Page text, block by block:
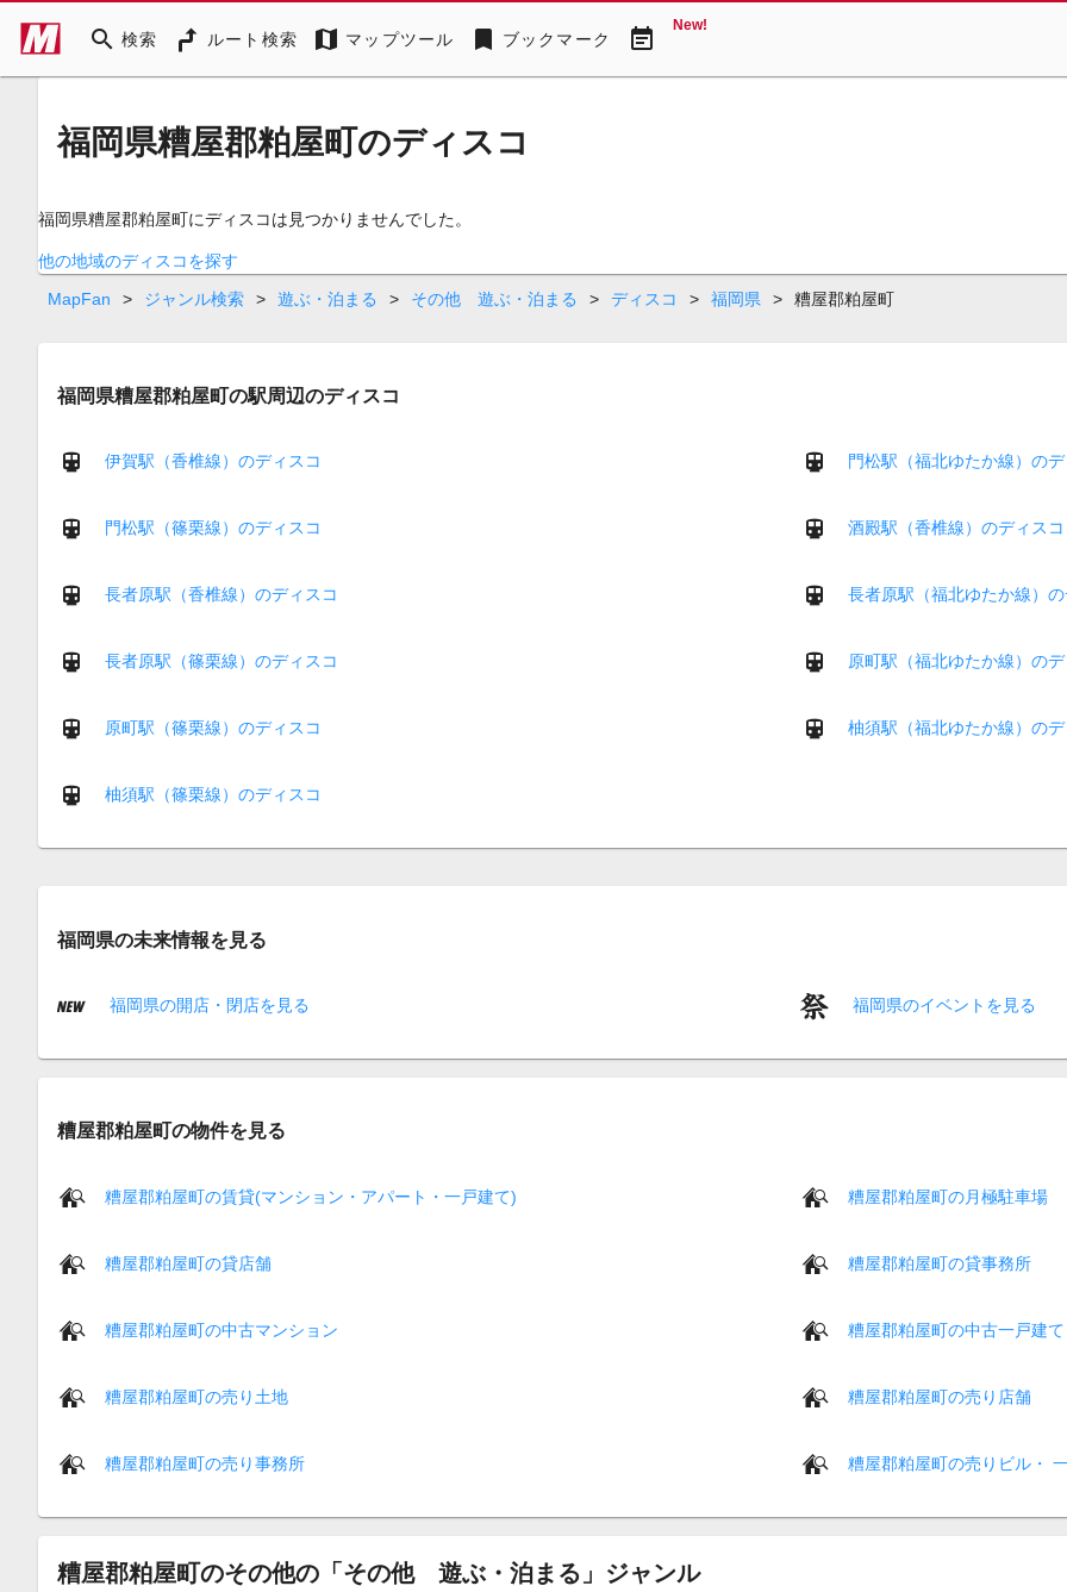
search 検索 ルート検索 map マップツール bookmark ブックマーク event_note New!
福岡県糟屋郡粕屋町のディスコ
福岡県糟屋郡粕屋町にディスコは見つかりませんでした。
他の地域のディスコを探す
MapFan
> ジャンル検索 > 遊ぶ・泊まる > その他 遊ぶ・泊まる > ディスコ > 福岡県 > 糟屋郡粕屋町
福岡県糟屋郡粕屋町の駅周辺のディスコ
伊賀駅（香椎線）のディスコ 門松駅（福北ゆたか線）の
門松駅（篠栗線）のディスコ 酒殿駅（香椎線）のディスコ
長者原駅（香椎線）のディスコ 長者原駅（福北ゆたか線）
長者原駅（篠栗線）のディスコ 原町駅（福北ゆたか線）の
原町駅（篠栗線）のディスコ 柚須駅（福北ゆたか線）の
柚須駅（篠栗線）のディスコ
福岡県の未来情報を見る
福岡県の開店・閉店を見る 福岡県のイベントを見る
糟屋郡粕屋町の物件を見る
糟屋郡粕屋町の賃貸(マンション・アパート・一戸建て) 糟屋郡粕屋町の月極駐車場
糟屋郡粕屋町の貸店舗 糟屋郡粕屋町の貸事務所
糟屋郡粕屋町の中古マンション 糟屋郡粕屋町の中古一戸建て
糟屋郡粕屋町の売り土地 糟屋郡粕屋町の売り店舗
糟屋郡粕屋町の売り事務所 糟屋郡粕屋町の売りビル・
糟屋郡粕屋町のその他の「その他 遊ぶ・泊まる」ジャンル